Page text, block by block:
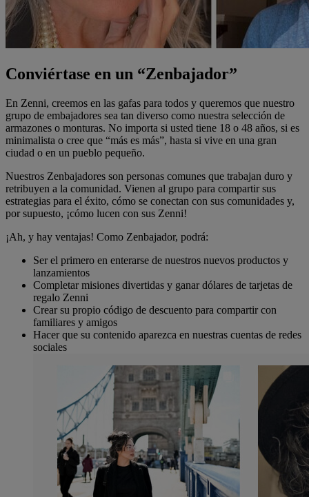
Conviértase en un “Zenbajador”
En Zenni, creemos en las gafas para todos y queremos que nuestro
grupo de embajadores sea tan diverso como nuestra selección de
armazones o monturas. No importa si usted tiene 18 o 48 años, si es
minimalista o cree que “más es más”, hasta si vive en una gran
ciudad o en un pueblo pequeño.
Nuestros Zenbajadores son personas comunes que trabajan duro y
retribuyen a la comunidad. Vienen al grupo para compartir sus
estrategias para el éxito, cómo se conectan con sus comunidades y,
por supuesto, ¡cómo lucen con sus Zenni!
¡Ah, y hay ventajas! Como Zenbajador, podrá:
Ser el primero en enterarse de nuestros nuevos productos y
lanzamientos
Completar misiones divertidas y ganar dólares de tarjetas de
regalo Zenni
Crear su propio código de descuento para compartir con
familiares y amigos
Hacer que su contenido aparezca en nuestras cuentas de redes
sociales